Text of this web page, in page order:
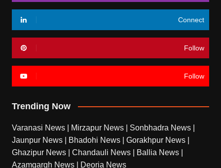
Connect
Follow
Follow
Trending Now
Varanasi News Mirzapur News Sonbhadra News
Jaunpur News
Bhadohi News Gorakhpur News
Ghazipur News
Chandauli News Ballia News
Azamgargh News
Deoria News